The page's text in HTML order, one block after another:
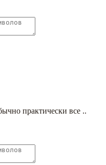
практически все ..